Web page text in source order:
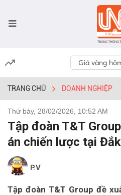
Giá vàng
TRANG CHỦ DOANH NGHIỆP
Thứ bảy, 28/02/2026, 10:52 AM
Tập đoàn T&T
án chiến lược tại
P.V
Tập đoàn T&T Group đề